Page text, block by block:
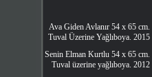
Ava Giden Avlanır 54 x 65 cm.
Tuval Üzerine Yağlıboya. 2015
Senin Elman Kurtlu 54 x 65 cm.
Tuval üzerine yağlıboya. 2012